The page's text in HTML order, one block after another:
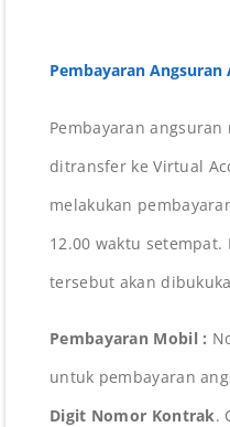
Pembayaran Angsuran
Pembayaran
ditransfer ke Virtual
melakukan
12.00 waktu setempat.
tersebut akan
Pembayaran Mobil :
untuk pembayaran
Digit Nomor Kontrak.